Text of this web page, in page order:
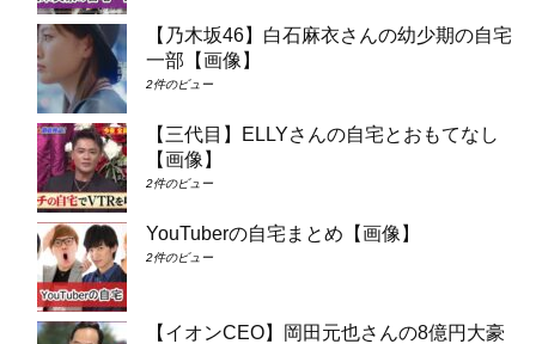
【乃木坂46】白石麻衣さんの幼少期の自宅
一部【画像】
2件のビュー
【三代目】ELLYさんの自宅とおもてなし
【画像】
2件のビュー
YouTuberの自宅まとめ【画像】
2件のビュー
【イオンCEO】岡田元也さんの8億円大豪